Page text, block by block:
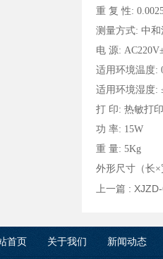
重 复 性:
测量
电 源:
适用环境温度
适用环境湿度:
打 印: 热敏打印
功 率: 15W
重 量: 5Kg
外形尺寸（长×
上一篇 :
首页 关于我们 新闻动态